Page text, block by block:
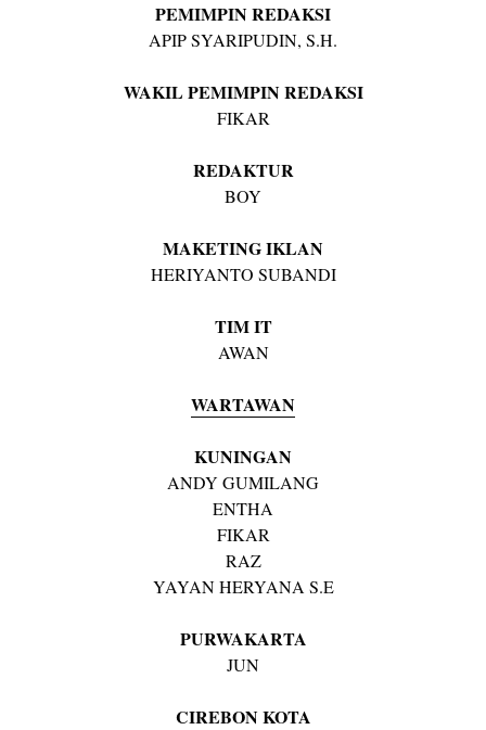
PEMIMPIN REDAKSI
APIP SYARIPUDIN, S.H.
WAKIL PEMIMPIN REDAKSI
FIKAR
REDAKTUR
BOY
MAKETING IKLAN
HERIYANTO SUBANDI
TIM IT
AWAN
WARTAWAN
KUNINGAN
ANDY GUMILANG
ENTHA
FIKAR
RAZ
YAYAN HERYANA S.E
PURWAKARTA
JUN
CIREBON KOTA